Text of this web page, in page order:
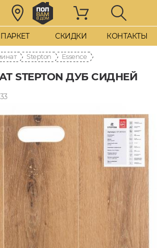
ПАРКЕТ СКИДКИ КОНТАКТЫ
Stepton Essence
STEPTON ДУБ СИДНЕЙ